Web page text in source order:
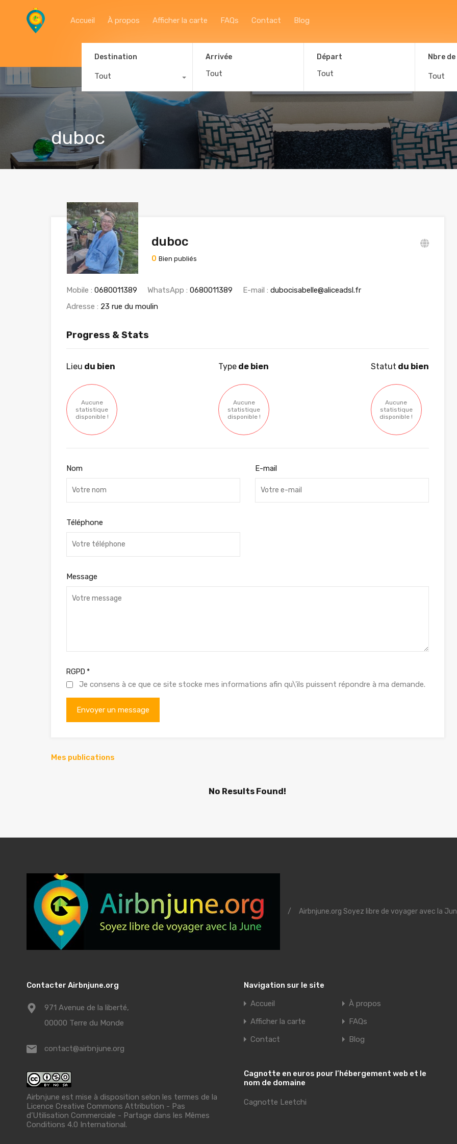
Accueil
Accueil À propos Afficher la carte FAQs Contact Blog
Destination
Tout
Arrivée Départ Nbre
Tout
duboc
duboc
0 Bien publiés
Mobile : 0680011389 WhatsApp : 0680011389 E-mail : dubocisabelle@aliceadsl.fr
Adresse : 23 rue du moulin
Progress & Stats
Lieu du bien
Aucune
statistique
disponible !
Type de bien
Aucune
statistique
disponible !
Statut du bien
Aucune
statistique
disponible !
Nom E-mail
Téléphone
Message
RGPD *
Je consens à ce que ce site stocke mes informations afin qu\'ils puissent répondre à ma demande.
Mes publications
No Results Found!
/ Airbnjune.org Soyez libre de voyager avec la
Contacter Airbnjune.org
971 Avenue de la liberté,
00000 Terre du Monde
contact@airbnjune.org
Airbnjune est mise à disposition selon les termes de la
Licence Creative Commons Attribution - Pas
d’Utilisation Commerciale - Partage dans les Mêmes
Conditions 4.0 International.
Navigation sur le site
Accueil
À propos
Afficher la carte
FAQs
Contact
Blog
Cagnotte en euros pour l’hébergement web et le
nom de domaine
Cagnotte Leetchi